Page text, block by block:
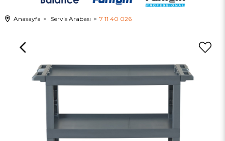
Anasayfa Servis Arabası 7 11 40 026